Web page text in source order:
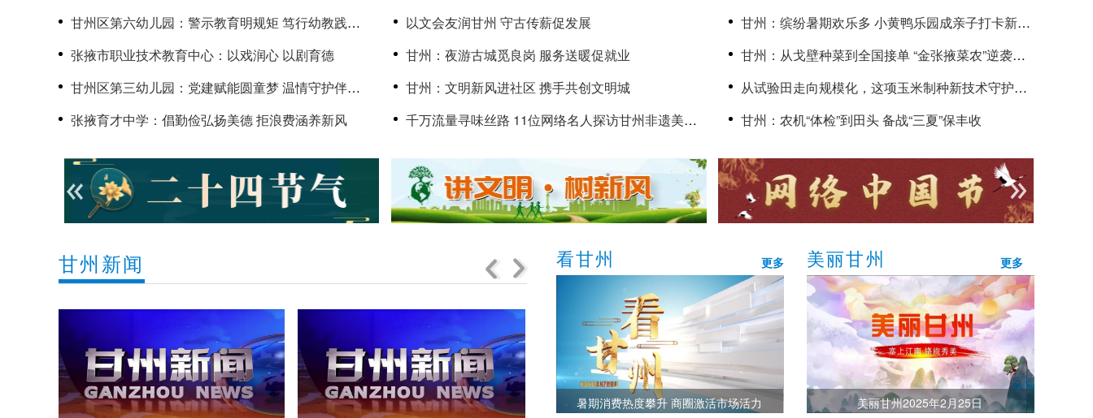
聚力成长
甘州区第六幼儿园：警示教育明规矩 笃行幼教践初
心
张掖市职业技术教育中心：以戏润心 以剧育德
甘州区第三幼儿园：党建赋能圆童梦 温情守护伴成
长
张掖育才中学：倡勤俭弘扬美德 拒浪费涵养新风
以文会友润甘州 守古传薪促发展
甘州：夜游古城觅良岗 服务送暖促就业
甘州：文明新风进社区 携手共创文明城
千万流量寻味丝路 11位网络名人探访甘州非遗美食
甘州：缤纷暑期欢乐多 小黄鸭乐园成亲子打卡新热
点
甘州：从戈壁种菜到全国接单 “金张掖菜农”逆袭致
富路
从试验田走向规模化，这项玉米制种新技术守护国
家粮食安全
甘州：农机“体检”到田头 备战“三夏”保丰收
甘州新闻 看甘州 更多
暑期消费热度攀升 商圈激活市场活力
美丽甘州 更多
美丽甘州2025年2月25日